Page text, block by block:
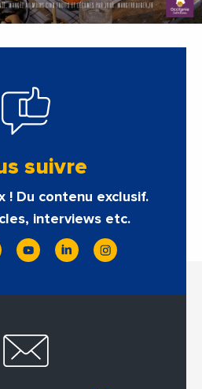
suivre
! Du contenu exclusif.
interviews etc.